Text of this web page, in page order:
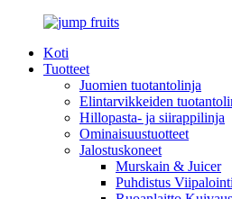
Koti
Tuotteet
Juomien tuotantolinja
Elintarvikkeiden
Hillopasta- ja siirappilinja
Ominaisuustuotteet
Jalostuskoneet
Murskain & Juicer
Puhdistus